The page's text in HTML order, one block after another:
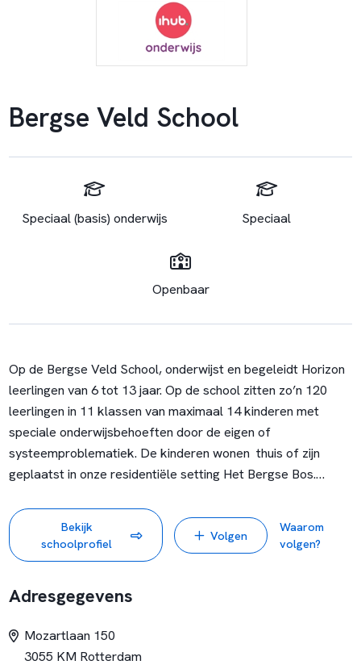
Bergse Veld School
Speciaal (basis) onderwijs Speciaal
Openbaar
Op de Bergse Veld School, onderwijst en begeleidt Horizon
leerlingen van 6 tot 13 jaar. Op de school zitten zo’n 120
leerlingen in 11 klassen van maximaal 14 kinderen met
speciale onderwijsbehoeften door de eigen of
systeemproblematiek. De kinderen wonen thuis of zijn
geplaatst in onze residentiële setting Het Bergse Bos.
Tevens richt de school zich op leerlingen die naast
gedragsproblemen forse belemmeringen ondervinden bij
het leren vanwege een lager IQ dan gemiddeld. De
gesloten setting.
Bekijk
schoolprofiel
Volgen
Waarom
volgen?
Adresgegevens
Mozartlaan 150
3055 KM Rotterdam